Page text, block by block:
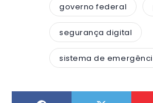
governo federal
segurança digital
sistema de